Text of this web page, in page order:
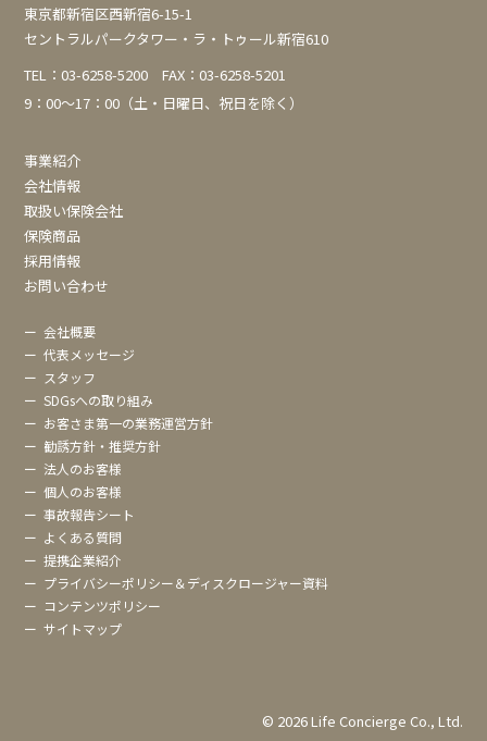
東京都新宿区西新宿6-15-1
セントラルパークタワー・ラ・トゥール新宿610
TEL：03-6258-5200 FAX：03-6258-5201
9：00～17：00（土・日曜日、祝日を除く）
事業紹介
会社情報
取扱い保険会社
保険商品
採用情報
お問い合わせ
ー会社概要
ー代表メッセージ
ー スタッフ
ーSDGsへの取り組み
ー お客さま第一の業務運営方針
ー 勧誘方針・推奨方針
ー法人のお客様
ー個人のお客様
ー事故報告シート
ー よくある質問
ー提携企業紹介
ー プライバシーポリシー＆ディスクロージャー資料
ー コンテンツポリシー
ーサイトマップ
© 2026 Life Concierge Co., Ltd.